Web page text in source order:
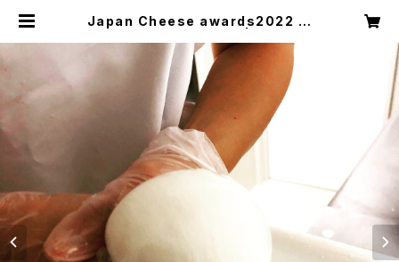
Japan Cheese awards2022 銀
ッツァレラチーズとブラータチーズの
オンラインショップ | Osteria e Bo
ttega S